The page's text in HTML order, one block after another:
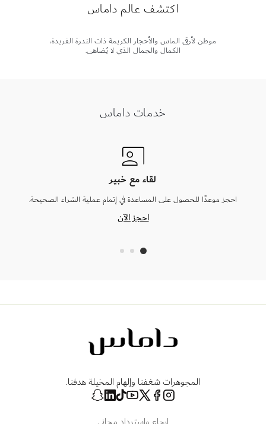
اكتشف عالم داماس
موطن لأرقى الماس والأحجار الكريمة ذات الندرة الفريدة،
الكمال والجمال الذي لا يُضاهى.
خدمات داماس
لقاء مع خبير
احجز موعدًا للحصول على المساعدة في إتمام عملية الشراء الصحيحة.
احجز الآن
المجوهرات شغفنا وإلهام المخيلة هدفنا.